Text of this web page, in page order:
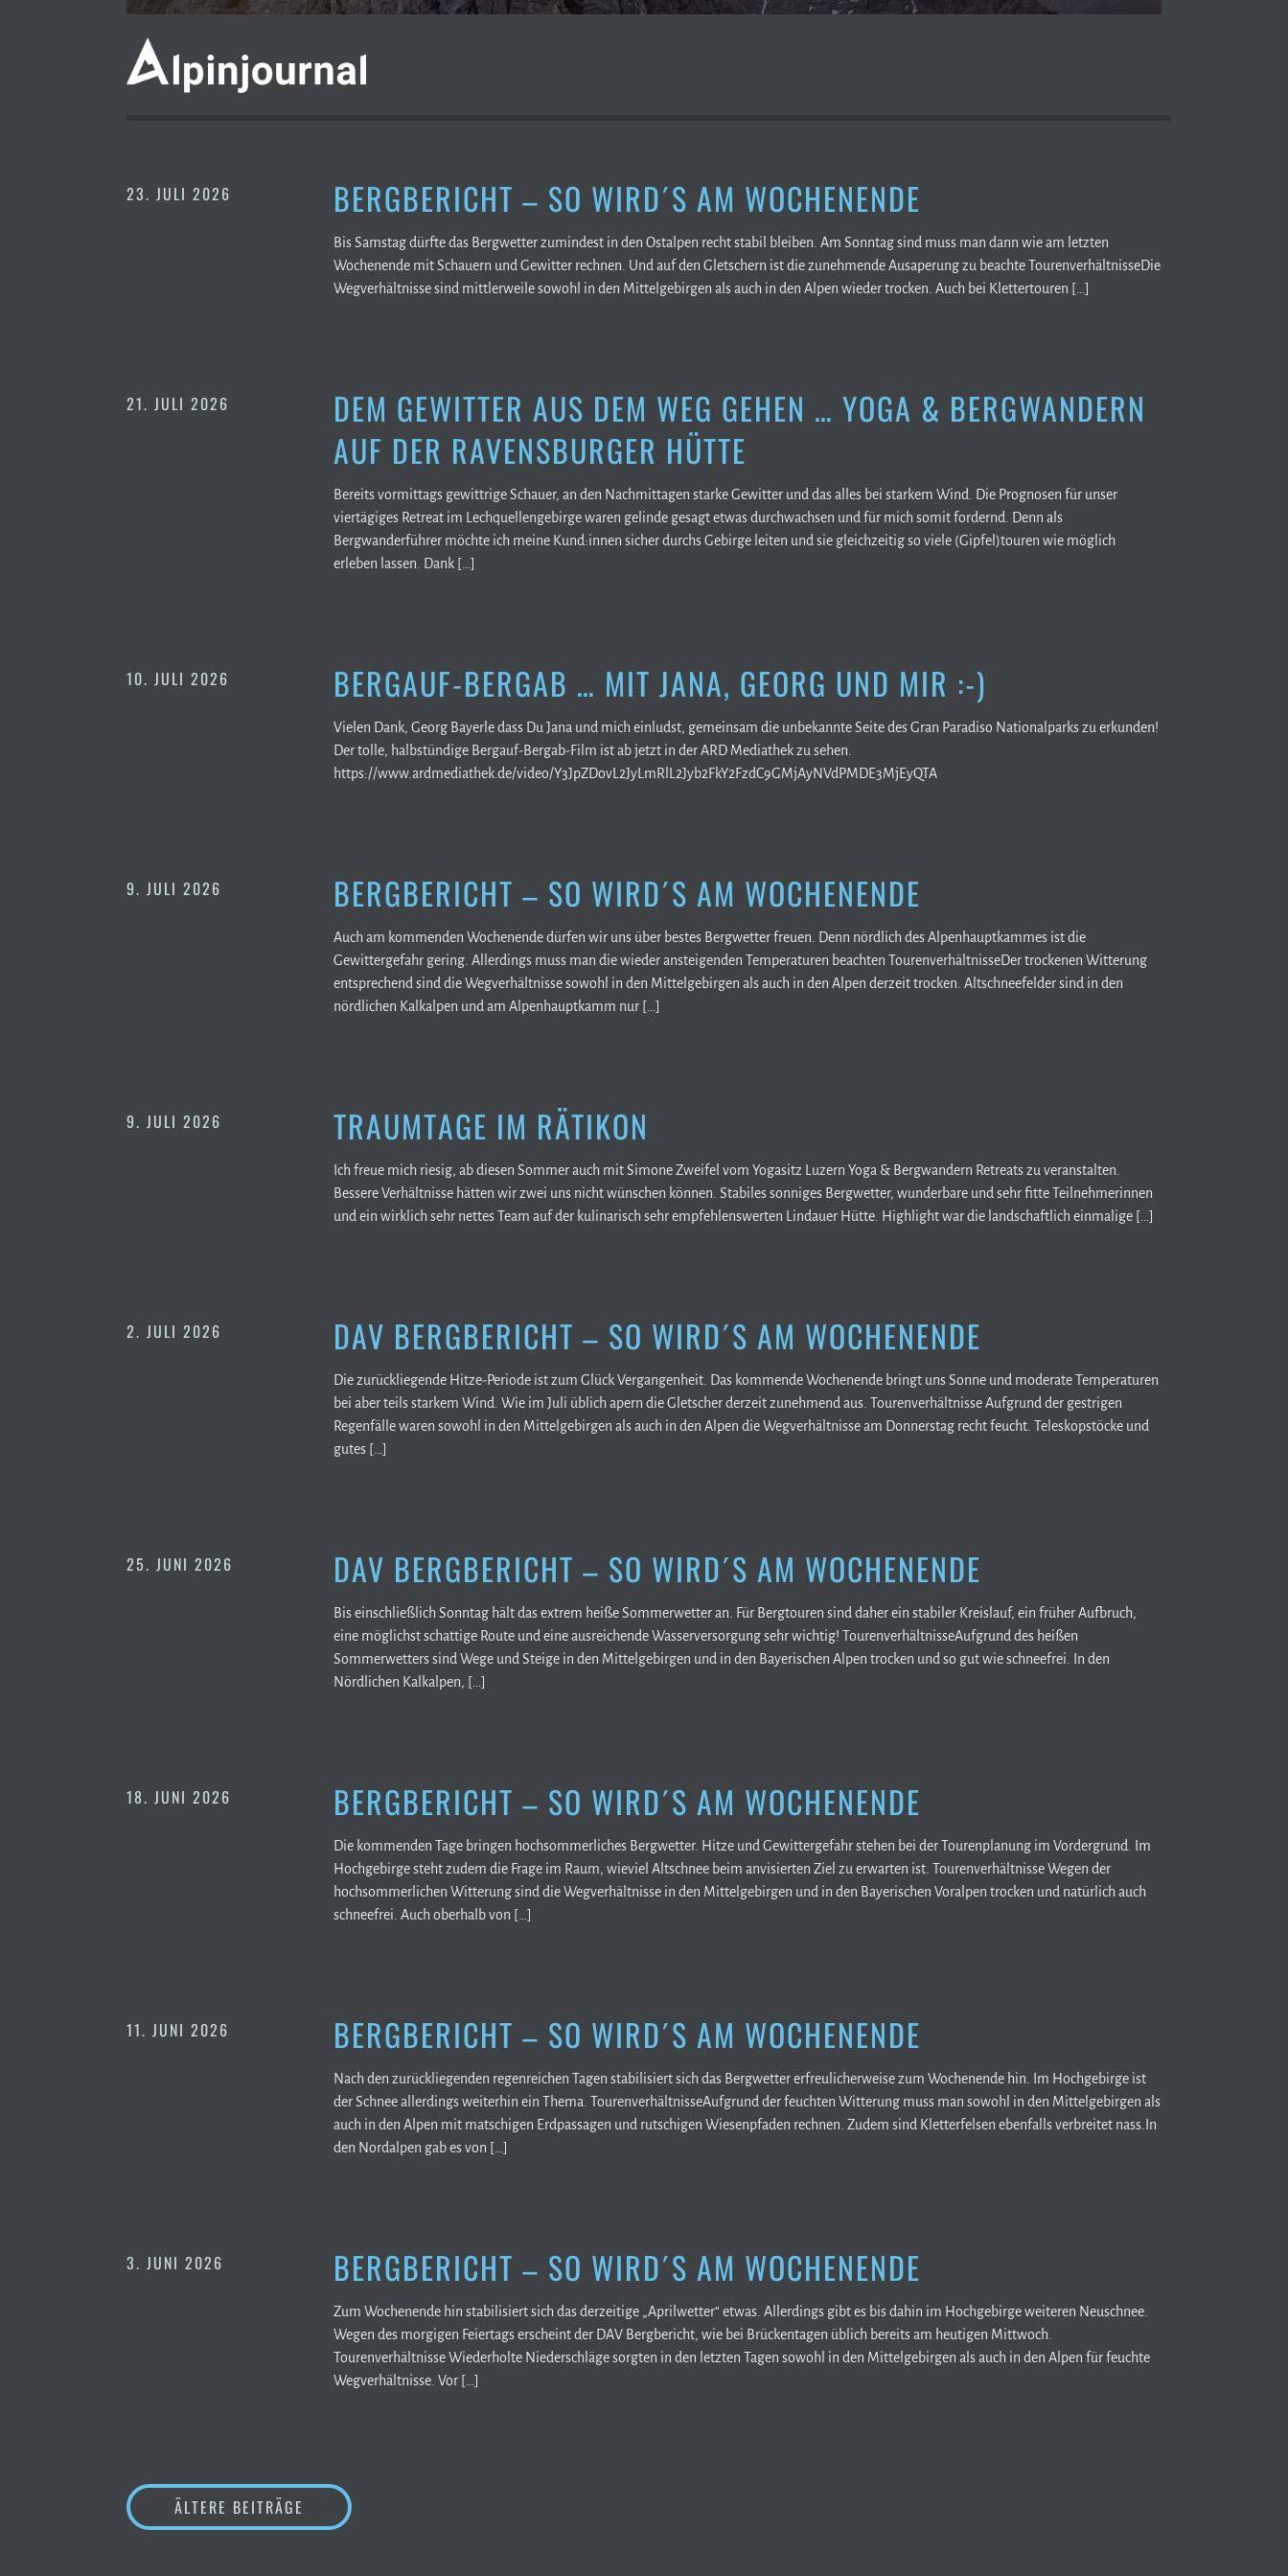
23. JULI 2026 BERGBERICHT – SO WIRD´S AM WOCHENENDE
Bis Samstag dürfte das Bergwetter zumindest in den Ostalpen recht stabil bleiben. Am Sonntag sind muss man dann wie am letzten
Wochenende mit Schauern und Gewitter rechnen. Und auf den Gletschern ist die zunehmende Ausaperung zu beachte TourenverhältnisseDie
Wegverhältnisse sind mittlerweile sowohl in den Mittelgebirgen als auch in den Alpen wieder trocken. Auch bei Klettertouren […]
21. JULI 2026
DEM GEWITTER AUS DEM WEG GEHEN … YOGA & BERGWANDERN
AUF DER RAVENSBURGER HÜTTE
Bereits vormittags gewittrige Schauer, an den Nachmittagen starke Gewitter und das alles bei starkem Wind. Die Prognosen für unser
viertägiges Retreat im Lechquellengebirge waren gelinde gesagt etwas durchwachsen und für mich somit fordernd. Denn als
Bergwanderführer möchte ich meine Kund:innen sicher durchs Gebirge leiten und sie gleichzeitig so viele (Gipfel)touren wie möglich
erleben lassen. Dank […]
10. JULI 2026 BERGAUF-BERGAB … MIT JANA, GEORG UND MIR :-)
Vielen Dank, Georg Bayerle dass Du Jana und mich einludst, gemeinsam die unbekannte Seite des Gran Paradiso Nationalparks zu erkunden!
Der tolle, halbstündige Bergauf-Bergab-Film ist ab jetzt in der ARD Mediathek zu sehen.
https://www.ardmediathek.de/video/Y3JpZDovL2JyLmRlL2Jyb2FkY2FzdC9GMjAyNVdPMDE3MjEyQTA
9. JULI 2026 BERGBERICHT – SO WIRD´S AM WOCHENENDE
Auch am kommenden Wochenende dürfen wir uns über bestes Bergwetter freuen. Denn nördlich des Alpenhauptkammes ist die
Gewittergefahr gering. Allerdings muss man die wieder ansteigenden Temperaturen beachten TourenverhältnisseDer trockenen Witterung
entsprechend sind die Wegverhältnisse sowohl in den Mittelgebirgen als auch in den Alpen derzeit trocken. Altschneefelder sind in den
nördlichen Kalkalpen und am Alpenhauptkamm nur […]
9. JULI 2026 TRAUMTAGE IM RÄTIKON
Ich freue mich riesig, ab diesen Sommer auch mit Simone Zweifel vom Yogasitz Luzern Yoga & Bergwandern Retreats zu veranstalten.
Bessere Verhältnisse hätten wir zwei uns nicht wünschen können. Stabiles sonniges Bergwetter, wunderbare und sehr fitte Teilnehmerinnen
und ein wirklich sehr nettes Team auf der kulinarisch sehr empfehlenswerten Lindauer Hütte. Highlight war die landschaftlich einmalige […]
2. JULI 2026 DAV BERGBERICHT – SO WIRD´S AM WOCHENENDE
Die zurückliegende Hitze-Periode ist zum Glück Vergangenheit. Das kommende Wochenende bringt uns Sonne und moderate Temperaturen
bei aber teils starkem Wind. Wie im Juli üblich apern die Gletscher derzeit zunehmend aus. Tourenverhältnisse Aufgrund der gestrigen
Regenfälle waren sowohl in den Mittelgebirgen als auch in den Alpen die Wegverhältnisse am Donnerstag recht feucht. Teleskopstöcke und
gutes […]
25. JUNI 2026 DAV BERGBERICHT – SO WIRD´S AM WOCHENENDE
Bis einschließlich Sonntag hält das extrem heiße Sommerwetter an. Für Bergtouren sind daher ein stabiler Kreislauf, ein früher Aufbruch,
eine möglichst schattige Route und eine ausreichende Wasserversorgung sehr wichtig! TourenverhältnisseAufgrund des heißen
Sommerwetters sind Wege und Steige in den Mittelgebirgen und in den Bayerischen Alpen trocken und so gut wie schneefrei. In den
Nördlichen Kalkalpen, […]
18. JUNI 2026 BERGBERICHT – SO WIRD´S AM WOCHENENDE
Die kommenden Tage bringen hochsommerliches Bergwetter. Hitze und Gewittergefahr stehen bei der Tourenplanung im Vordergrund. Im
Hochgebirge steht zudem die Frage im Raum, wieviel Altschnee beim anvisierten Ziel zu erwarten ist. Tourenverhältnisse Wegen der
hochsommerlichen Witterung sind die Wegverhältnisse in den Mittelgebirgen und in den Bayerischen Voralpen trocken und natürlich auch
schneefrei. Auch oberhalb von […]
11. JUNI 2026 BERGBERICHT – SO WIRD´S AM WOCHENENDE
Nach den zurückliegenden regenreichen Tagen stabilisiert sich das Bergwetter erfreulicherweise zum Wochenende hin. Im Hochgebirge ist
der Schnee allerdings weiterhin ein Thema. TourenverhältnisseAufgrund der feuchten Witterung muss man sowohl in den Mittelgebirgen als
auch in den Alpen mit matschigen Erdpassagen und rutschigen Wiesenpfaden rechnen. Zudem sind Kletterfelsen ebenfalls verbreitet nass.In
den Nordalpen gab es von […]
3. JUNI 2026 BERGBERICHT – SO WIRD´S AM WOCHENENDE
Zum Wochenende hin stabilisiert sich das derzeitige „Aprilwetter“ etwas. Allerdings gibt es bis dahin im Hochgebirge weiteren Neuschnee.
Wegen des morgigen Feiertags erscheint der DAV Bergbericht, wie bei Brückentagen üblich bereits am heutigen Mittwoch.
Tourenverhältnisse Wiederholte Niederschläge sorgten in den letzten Tagen sowohl in den Mittelgebirgen als auch in den Alpen für feuchte
Wegverhältnisse. Vor […]
BEITRAGSNAVIGATION
ÄLTERE BEITRÄGE